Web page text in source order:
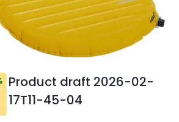
Product draft 2026-02-
17T11-45-04